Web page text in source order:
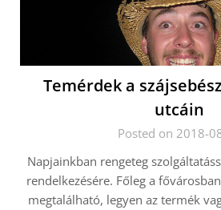
Temérdek a
utcáin
Posted on 2018-
Napjainkban rengeteg
rendelkezésére. Főleg a
megtalálható, legyen az termék